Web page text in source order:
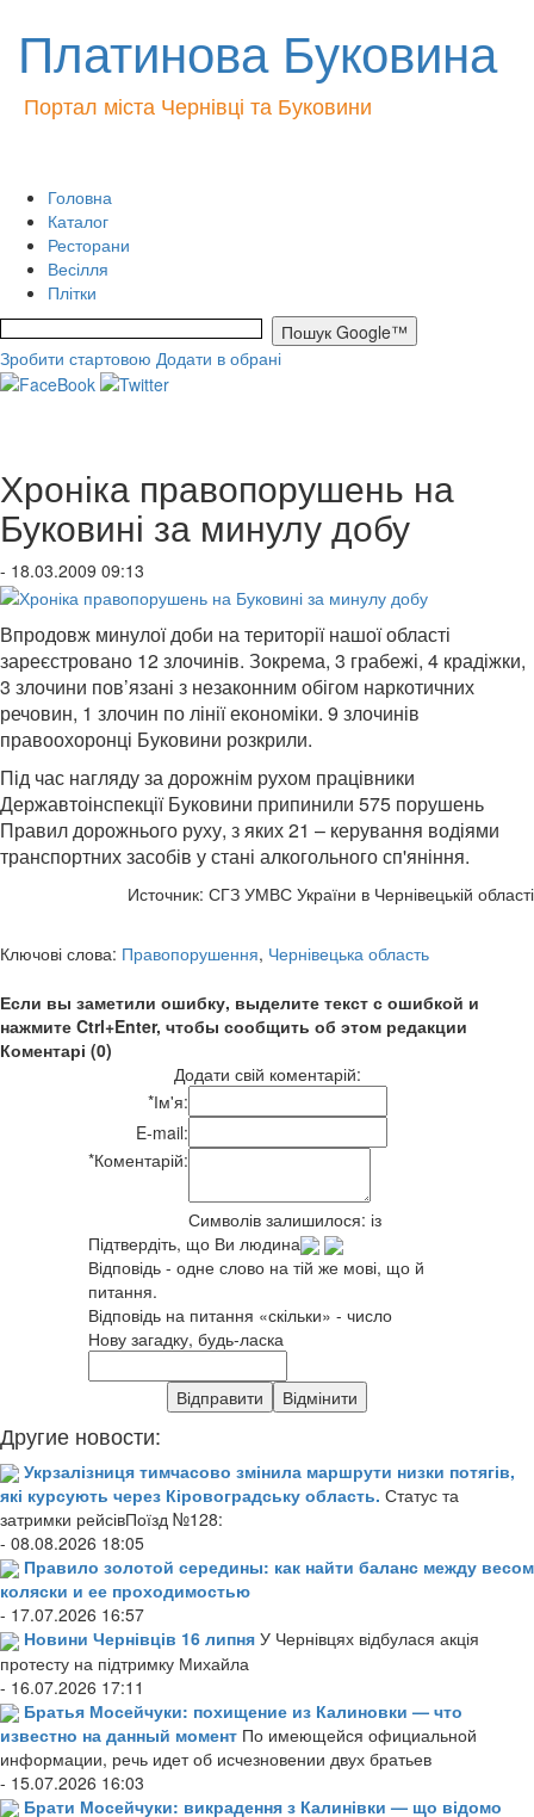
Платинова Буковина
Портал міста Чернівці та Буковини
Головна
Каталог
Ресторани
Весілля
Плітки
Зробити стартовою Додати в обрані
Хроніка правопорушень на
Буковині за минулу добу
- 18.03.2009 09:13
Впродовж минулої доби на території нашої області
зареєстровано 12 злочинів. Зокрема, 3 грабежі, 4 крадіжки,
3 злочини пов’язані з незаконним обігом наркотичних
речовин, 1 злочин по лінії економіки. 9 злочинів
правоохоронці Буковини розкрили.
Під час нагляду за дорожнім рухом працівники
Державтоінспекції Буковини припинили 575 порушень
Правил дорожнього руху, з яких 21 – керування водіями
транспортних засобів у стані алкогольного сп'яніння.
Источник: СГЗ УМВС України в Чернівецькій області
Ключові слова: Правопорушення, Чернівецька область
Если вы заметили ошибку, выделите текст с ошибкой и
нажмите Ctrl+Enter, чтобы сообщить об этом редакции
Коментарі (0)
Додати свій коментарій:
*Ім'я:
E-mail:
*Коментарій:
Символів залишилося: із
Підтвердіть, що Ви людина
Відповідь - одне слово на тій же мові, що й
питання.
Відповідь на питання «скільки» - число
Нову загадку, будь-ласка
Другие новости:
Укрзалізниця тимчасово змінила маршрути низки потягів,
які курсують через Кіровоградську область. Статус та
затримки рейсівПоїзд №128:
- 08.08.2026 18:05
Правило золотой середины: как найти баланс между весом
коляски и ее проходимостью
- 17.07.2026 16:57
Новини Чернівців 16 липня У Чернівцях відбулася акція
протесту на підтримку Михайла
- 16.07.2026 17:11
Братья Мосейчуки: похищение из Калиновки — что
известно на данный момент По имеющейся официальной
информации, речь идет об исчезновении двух братьев
- 15.07.2026 16:03
Брати Мосейчуки: викрадення з Калинівки — що відомо